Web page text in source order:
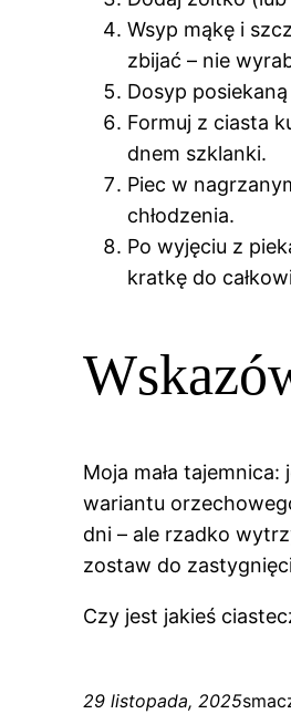
Wsyp mąkę i
zbijać – nie
Dosyp
Formuj z ciasta
dnem szklanki.
Piec w
chłodzenia.
Po wyjęciu z
kratkę do
Moja mała
wariantu
dni – ale rzadko
zostaw do
Czy jest jakieś
29 listopada, 2025